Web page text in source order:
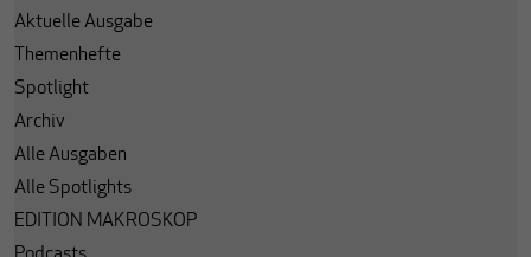
Aktuelle Ausgabe
Themenhefte
Spotlight
Archiv
Alle Ausgaben
Alle Spotlights
EDITION MAKROSKOP